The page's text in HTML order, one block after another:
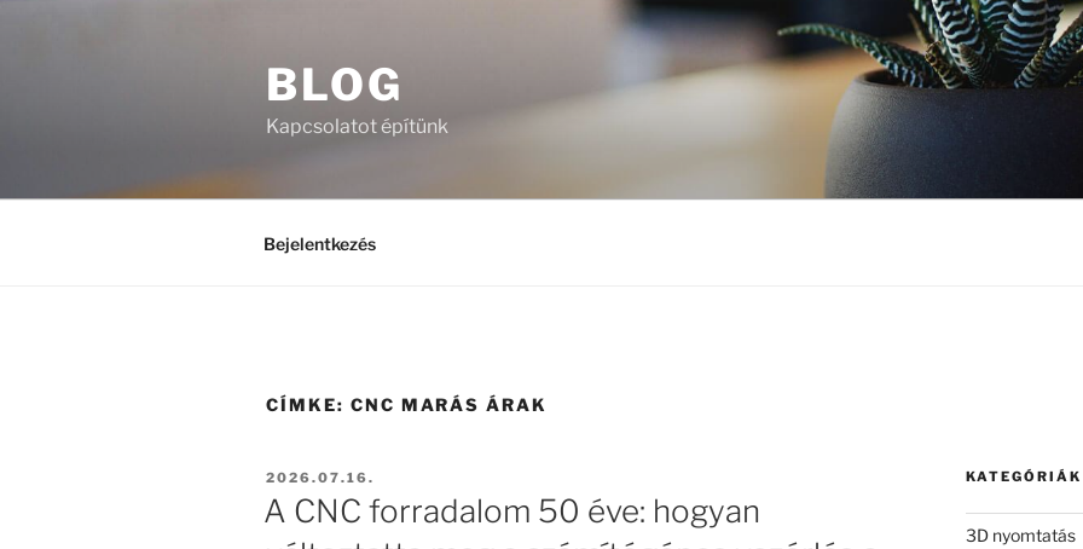
BLOG
Kapcsolatot építünk
Bejelentkezés
CÍMKE: CNC MARÁS ÁRAK
BEKÜLDVE:
2026.07.16.
A CNC forradalom 50 éve: hogyan
KATEGÓRIÁK
3D nyomtatás